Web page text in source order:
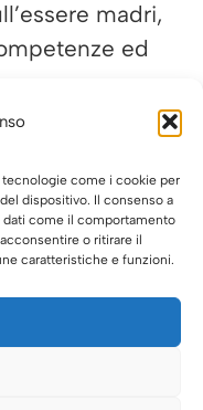
come i cookie per
dispositivo. Il consenso a
come il comportamento
o ritirare il
caratteristiche e funzioni.
madri,
ed
e
di cui le
individuare
ruolo
specificità e